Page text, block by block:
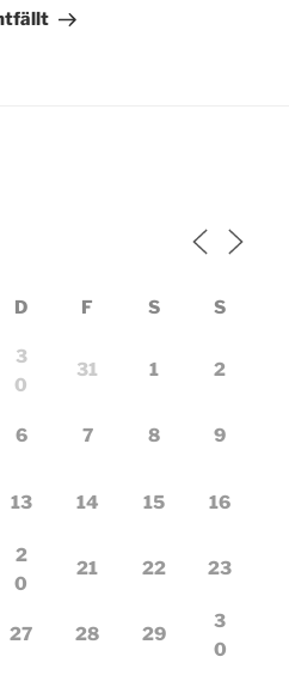
D F S S
3
0
31 1 2
6 7 8 9
13 14 15 16
2
0
21 22 23
27 28 29
3
0